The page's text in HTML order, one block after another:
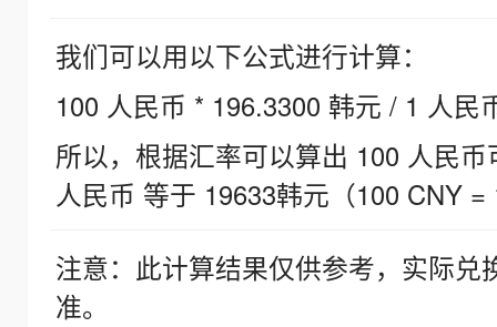
我们可以用以下公式进行计算：
100 人民币 * 196.3300 韩元 / 1 人民
所以，根据汇率可以算出 100 人民
人民币 等于 19633韩元（100 CNY =
注意：此计算结果仅供参考，实际
准。